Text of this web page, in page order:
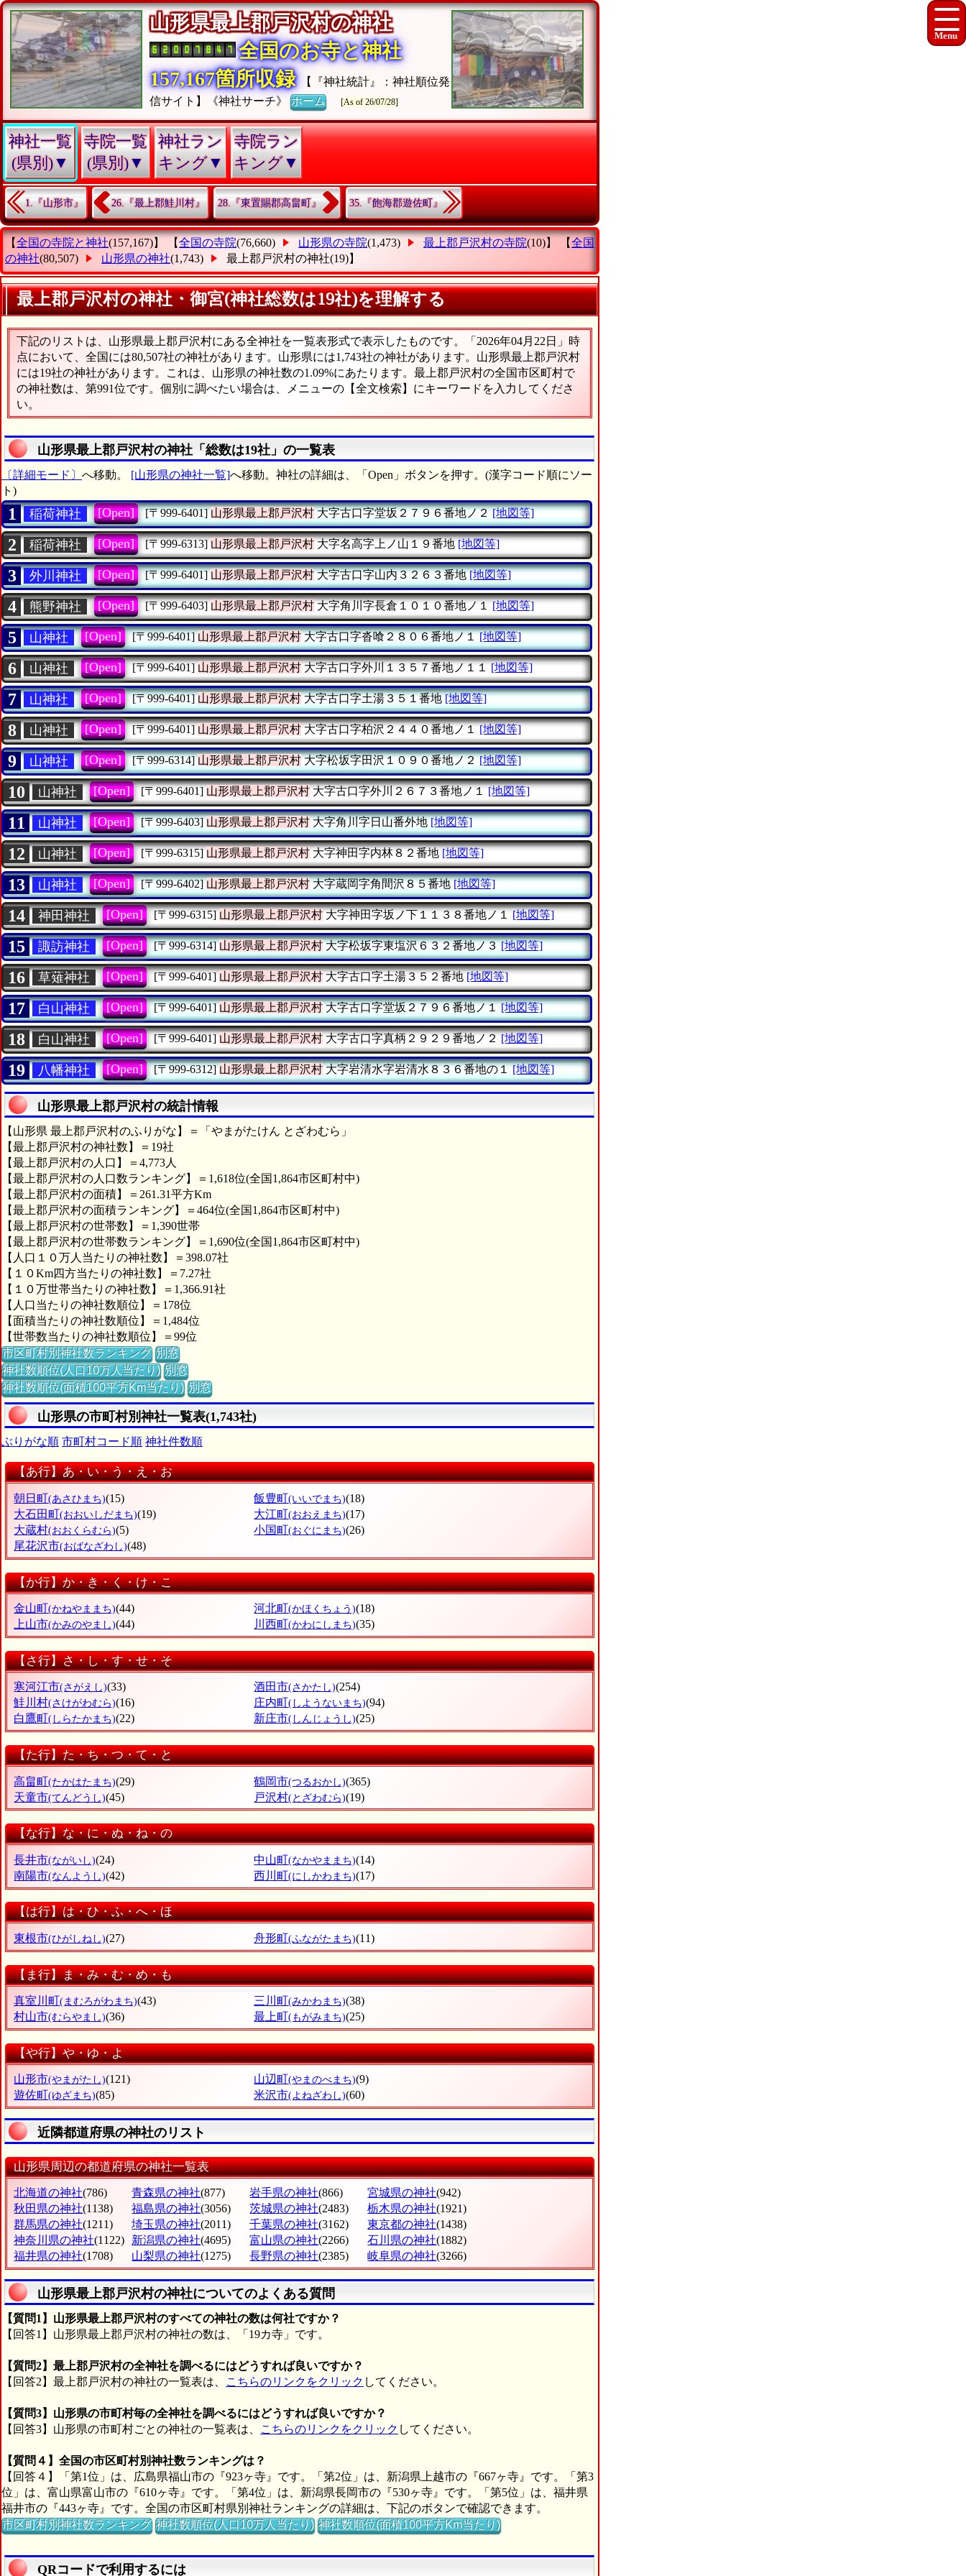
山形県最上郡戸沢村の神社
全国のお寺と神社
157,167箇所収録
【『神社統計』：神社順位発
信サイト】《神社サーチ》ホーム [As of 26/07/28]
神社一覧
(県別)▼
寺院一覧
(県別)▼
神社ラン
キング▼
寺院ラン
キング▼
1.『山形市』 26.『最上郡鮭川村』 28.『東置賜郡高畠町』 35.『飽海郡遊佐町』
【全国の寺院と神社(157,167)】 【全国の寺院(76,660) 山形県の寺院(1,473) 最上郡戸沢村の寺院(10)】 【全国
の神社(80,507) 山形県の神社(1,743) 最上郡戸沢村の神社(19)】
最上郡戸沢村の神社・御宮(神社総数は19社)を理解する
下記のリストは、山形県最上郡戸沢村にある全神社を一覧表形式で表示したものです。「2026年04月22日」時
点において、全国には80,507社の神社があります。山形県には1,743社の神社があります。山形県最上郡戸沢村
には19社の神社があります。これは、山形県の神社数の1.09%にあたります。最上郡戸沢村の全国市区町村で
の神社数は、第991位です。個別に調べたい場合は、メニューの【全文検索】にキーワードを入力してくださ
い。
山形県最上郡戸沢村の神社「総数は19社」の一覧表
〔詳細モード〕 へ移動。 [山形県の神社一覧]へ移動。神社の詳細は、「Open」ボタンを押す。(漢字コード順にソー
ト)
1 稲荷神社 [Open] [〒999-6401] 山形県最上郡戸沢村大字古口字堂坂２７９６番地ノ２ [地図等]
2 稲荷神社 [Open] [〒999-6313] 山形県最上郡戸沢村大字名高字上ノ山１９番地 [地図等]
3 外川神社 [Open] [〒999-6401] 山形県最上郡戸沢村大字古口字山内３２６３番地 [地図等]
4 熊野神社 [Open] [〒999-6403] 山形県最上郡戸沢村大字角川字長倉１０１０番地ノ１ [地図等]
5 山神社 [Open] [〒999-6401] 山形県最上郡戸沢村大字古口字沓喰２８０６番地ノ１ [地図等]
6 山神社 [Open] [〒999-6401] 山形県最上郡戸沢村大字古口字外川１３５７番地ノ１１ [地図等]
7 山神社 [Open] [〒999-6401] 山形県最上郡戸沢村大字古口字土湯３５１番地 [地図等]
8 山神社 [Open] [〒999-6401] 山形県最上郡戸沢村大字古口字柏沢２４４０番地ノ１ [地図等]
9 山神社 [Open] [〒999-6314] 山形県最上郡戸沢村大字松坂字田沢１０９０番地ノ２ [地図等]
10 山神社 [Open] [〒999-6401] 山形県最上郡戸沢村大字古口字外川２６７３番地ノ１ [地図等]
11 山神社 [Open] [〒999-6403] 山形県最上郡戸沢村大字角川字日山番外地 [地図等]
12 山神社 [Open] [〒999-6315] 山形県最上郡戸沢村大字神田字内林８２番地 [地図等]
13 山神社 [Open] [〒999-6402] 山形県最上郡戸沢村大字蔵岡字角間沢８５番地 [地図等]
14 神田神社 [Open] [〒999-6315] 山形県最上郡戸沢村大字神田字坂ノ下１１３８番地ノ１ [地図等]
15 諏訪神社 [Open] [〒999-6314] 山形県最上郡戸沢村大字松坂字東塩沢６３２番地ノ３ [地図等]
16 草薙神社 [Open] [〒999-6401] 山形県最上郡戸沢村大字古口字土湯３５２番地 [地図等]
17 白山神社 [Open] [〒999-6401] 山形県最上郡戸沢村大字古口字堂坂２７９６番地ノ１ [地図等]
18 白山神社 [Open] [〒999-6401] 山形県最上郡戸沢村大字古口字真柄２９２９番地ノ２ [地図等]
19 八幡神社 [Open] [〒999-6312] 山形県最上郡戸沢村大字岩清水字岩清水８３６番地の１ [地図等]
山形県最上郡戸沢村の統計情報
【山形県 最上郡戸沢村のふりがな】＝「やまがたけん とざわむら」
【最上郡戸沢村の神社数】＝19社
【最上郡戸沢村の人口】＝4,773人
【最上郡戸沢村の人口数ランキング】＝1,618位(全国1,864市区町村中)
【最上郡戸沢村の面積】＝261.31平方Km
【最上郡戸沢村の面積ランキング】＝464位(全国1,864市区町村中)
【最上郡戸沢村の世帯数】＝1,390世帯
【最上郡戸沢村の世帯数ランキング】＝1,690位(全国1,864市区町村中)
【人口１０万人当たりの神社数】＝398.07社
【１０Km四方当たりの神社数】＝7.27社
【１０万世帯当たりの神社数】＝1,366.91社
【人口当たりの神社数順位】＝178位
【面積当たりの神社数順位】＝1,484位
【世帯数当たりの神社数順位】＝99位
市区町村別神社数ランキング 別窓
神社数順位(人口10万人当たり) 別窓
神社数順位(面積100平方Km当たり) 別窓
山形県の市町村別神社一覧表(1,743社)
ぶりがな順 市町村コード順 神社件数順
【あ行】あ・い・う・え・お
朝日町(あさひまち)(15) 飯豊町(いいでまち)(18)
大石田町(おおいしだまち)(19) 大江町(おおえまち)(17)
大蔵村(おおくらむら)(5) 小国町(おぐにまち)(26)
尾花沢市(おばなざわし)(48)
【か行】か・き・く・け・こ
金山町(かねやままち)(44) 河北町(かほくちょう)(18)
上山市(かみのやまし)(44) 川西町(かわにしまち)(35)
【さ行】さ・し・す・せ・そ
寒河江市(さがえし)(33) 酒田市(さかたし)(254)
鮭川村(さけがわむら)(16) 庄内町(しようないまち)(94)
白鷹町(しらたかまち)(22) 新庄市(しんじょうし)(25)
【た行】た・ち・つ・て・と
高畠町(たかはたまち)(29) 鶴岡市(つるおかし)(365)
天童市(てんどうし)(45) 戸沢村(とざわむら)(19)
【な行】な・に・ぬ・ね・の
長井市(ながいし)(24) 中山町(なかやままち)(14)
南陽市(なんようし)(42) 西川町(にしかわまち)(17)
【は行】は・ひ・ふ・へ・ほ
東根市(ひがしねし)(27) 舟形町(ふながたまち)(11)
【ま行】ま・み・む・め・も
真室川町(まむろがわまち)(43) 三川町(みかわまち)(38)
村山市(むらやまし)(36) 最上町(もがみまち)(25)
【や行】や・ゆ・よ
山形市(やまがたし)(121) 山辺町(やまのべまち)(9)
遊佐町(ゆざまち)(85) 米沢市(よねざわし)(60)
近隣都道府県の神社のリスト
山形県周辺の都道府県の神社一覧表
北海道の神社(786) 青森県の神社(877) 岩手県の神社(866) 宮城県の神社(942)
秋田県の神社(1138) 福島県の神社(3056) 茨城県の神社(2483) 栃木県の神社(1921)
群馬県の神社(1211) 埼玉県の神社(2011) 千葉県の神社(3162) 東京都の神社(1438)
神奈川県の神社(1122) 新潟県の神社(4695) 富山県の神社(2266) 石川県の神社(1882)
福井県の神社(1708) 山梨県の神社(1275) 長野県の神社(2385) 岐阜県の神社(3266)
山形県最上郡戸沢村の神社についてのよくある質問
【質問1】山形県最上郡戸沢村のすべての神社の数は何社ですか？
【回答1】山形県最上郡戸沢村の神社の数は、「19カ寺」です。
【質問2】最上郡戸沢村の全神社を調べるにはどうすれば良いですか？
【回答2】最上郡戸沢村の神社の一覧表は、
こちらのリンクをクリック してください。
【質問3】山形県の市町村毎の全神社を調べるにはどうすれば良いですか？
【回答3】山形県の市町村ごとの神社の一覧表は、
こちらのリンクをクリック してください。
【質問４】全国の市区町村別神社数ランキングは？
【回答４】「第1位」は、広島県福山市の『923ヶ寺』です。「第2位」は、新潟県上越市の『667ヶ寺』です。「第3
位」は、富山県富山市の『610ヶ寺』です。「第4位」は、新潟県長岡市の『530ヶ寺』です。「第5位」は、福井県
福井市の『443ヶ寺』です。全国の市区町村県別神社ランキングの詳細は、下記のボタンで確認できます。
市区町村別神社数ランキング 神社数順位(人口10万人当たり) 神社数順位(面積100平方Km当たり)
QRコードで利用するには